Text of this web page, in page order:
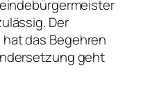
Der
das Begehren
geht